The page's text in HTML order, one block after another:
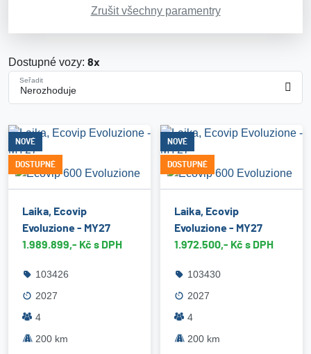
Zrušit všechny paramentry
Dostupné vozy: 8x
Seřadit
NOVÉ
DOSTUPNÉ
Laika, Ecovip
Evoluzione - MY27
1.989.899,- Kč s DPH
103426
2027
4
200 km
NOVÉ
DOSTUPNÉ
Laika, Ecovip
Evoluzione - MY27
1.972.500,- Kč s DPH
103430
2027
4
200 km